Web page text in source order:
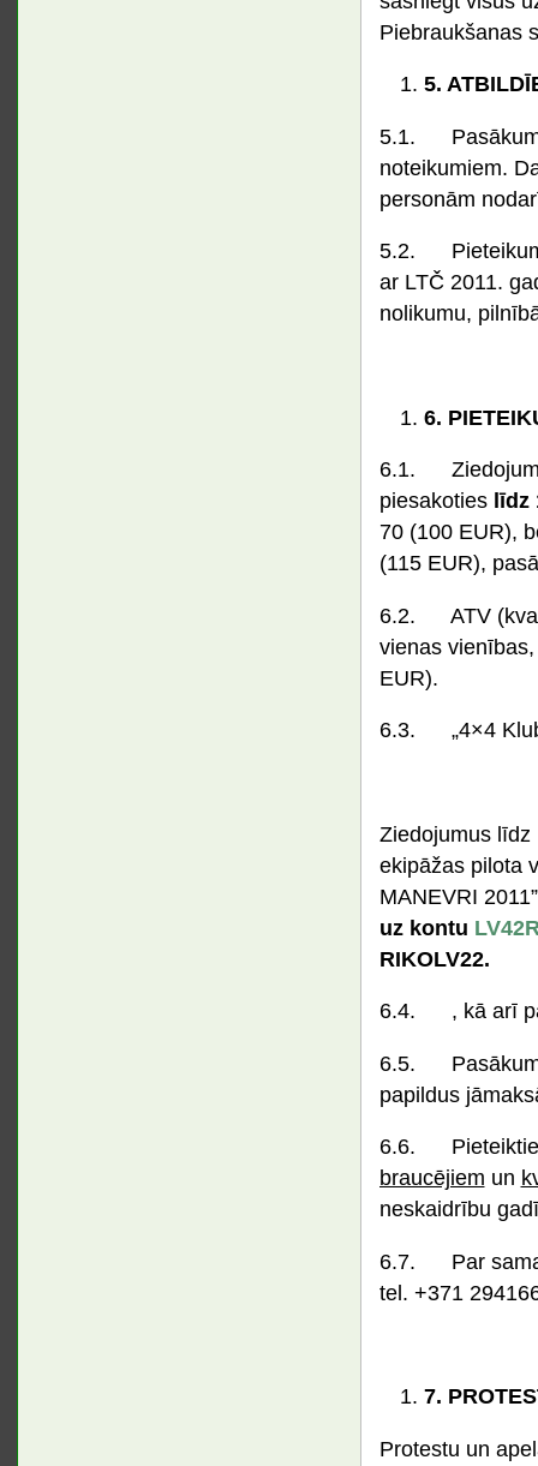
Piebraukšanas
5.
5.1.
noteikumiem.
personām
5.2.
ar LTČ 2011.
nolikumu,
6.
6.1. Ziedojums
piesakotieslīdz
70 (100 EUR),
(115 EUR),
6.2. ATV
vienas
EUR).
6.3. „4×4
Ziedojumus līdz
ekipāžas pilota
MANEVRI
uz kontu
RIKOLV22.
6.4. , kā arī
6.5.
papildus
6.6. Pieteikties
braucējiem un
neskaidrību
6.7. Par
tel. +371
7.
Protestu un